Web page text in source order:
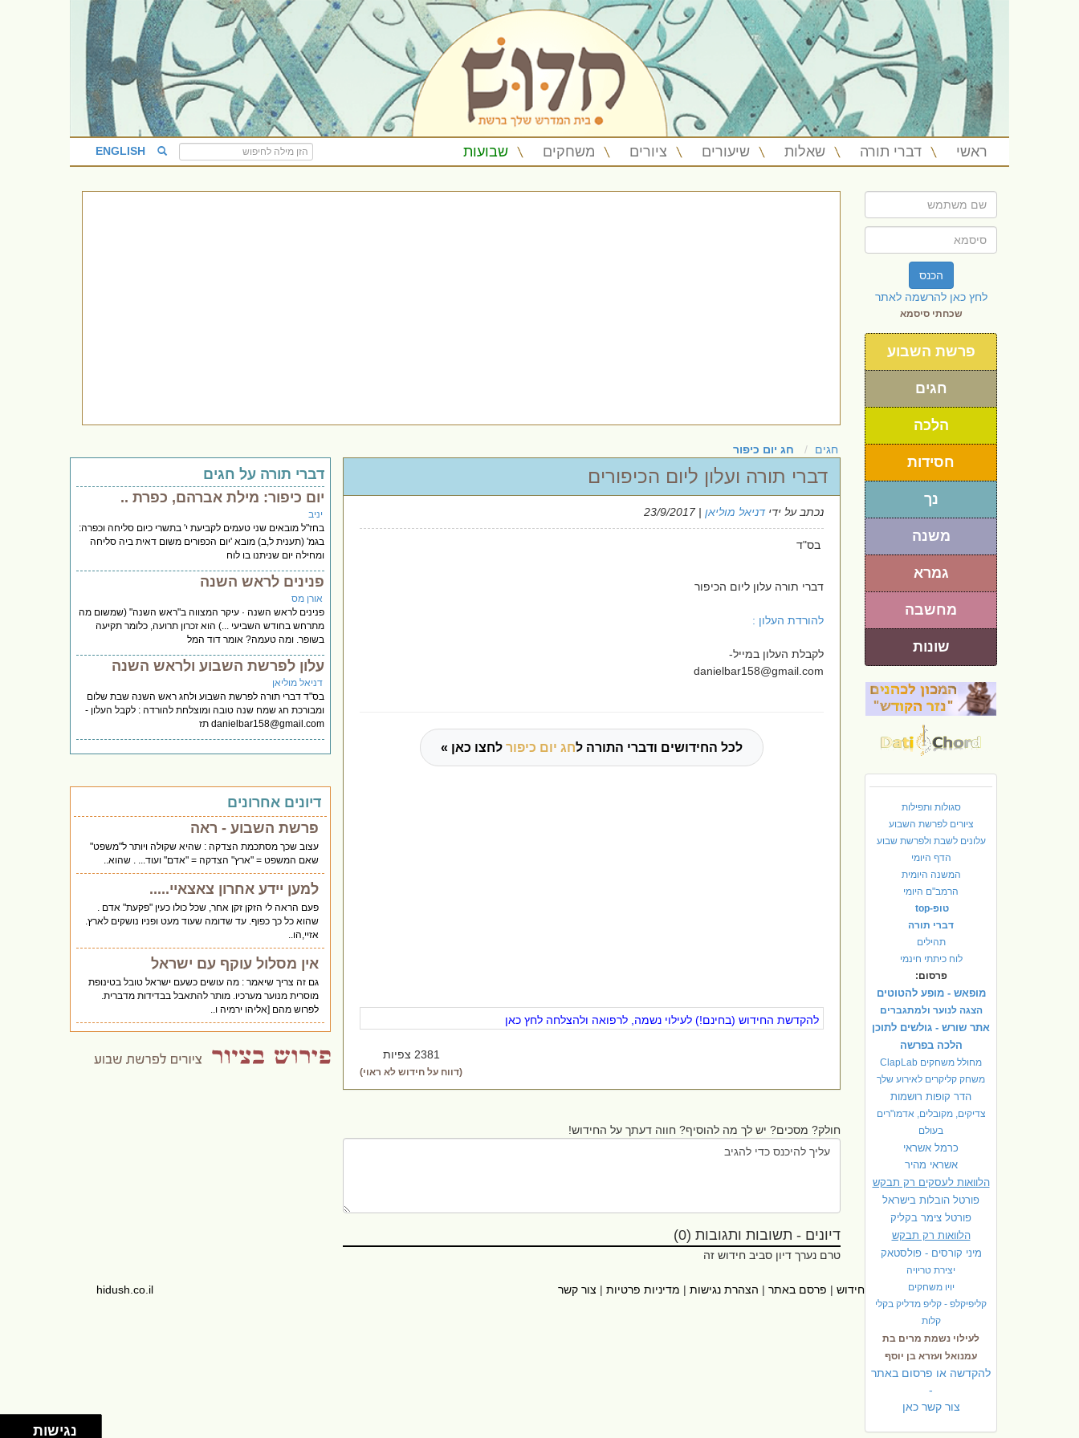
ראשי דברי תורה שאלות שיעורים ציורים משחקים שבועות ENGLISH
הכנס
לחץ כאן להרשמה לאתר
שכחתי סיסמא
פרשת השבוע
חגים
הלכה
חסידות
נך
משנה
גמרא
מחשבה
שונות
סגולות ותפילות
ציורים לפרשת השבוע
עלונים לשבת ולפרשת שבוע
הדף היומי
המשנה היומית
הרמב"ם היומי
טופ-top
דברי תורה
תהילים
לוח כיתתי חינמי
פרסום:
מופאש - מופע להטוטים
הצגה לנוער ולמתגברים
אתר שורש - גולשים לתוכן
הלכה בפרשה
מחולל משחקים ClapLab
משחק קליקרים לאירוע שלך
הדר קופות רושמות
צדיקים, מקובלים, אדמו"רים
בעולם
כרמל אשראי
אשראי מהיר
הלוואות לעסקים רק תבקש
פורטל הובלות בישראל
פורטל צימר בקליק
הלוואות רק תבקש
מיני קורסים - פולסטאק
יצירת טריויה
יויו משחקים
קליפיקלפ - קליפ מדליק בקלי
קלות
לעילוי נשמת מרים בת
עמנואל ועזרא בן יוסף
להקדשה או פרסום באתר
-
צור קשר כאן
חגים חג יום כיפור
דברי תורה ועלון ליום הכיפורים
נכתב על ידידניאל מוליאן | 23/9/2017
בס"ד
דברי תורה עלון ליום הכיפור
להורדת העלון :
לקבלת העלון במייל-
danielbar158@gmail.com
לכל החידושים ודברי התורה לחג יום כיפור לחצו כאן »
להקדשת החידוש (בחינם!) לעילוי נשמה, לרפואה ולהצלחה לחץ כאן
2381 צפיות
(דווח על חידוש לא ראוי)
חולק? מסכים? יש לך מה להוסיף? חווה דעתך על החידוש!
דיונים - תשובות ותגובות (0)
טרם נערך דיון סביב חידוש זה
דברי תורה על חגים
יום כיפור: מילת אברהם, כפרת ..
יניב
בחז"ל מובאים שני טעמים לקביעת י' בתשרי כיום סליחה וכפרה:
בגמ' (תענית ל,ב) מובא 'יום הכפורים משום דאית ביה סליחה
ומחילה יום שניתנו בו לוח
פנינים לראש השנה
אורן מס
פנינים לראש השנה · עיקר המצווה ב"ראש השנה" (שמשום מה
מתרחש בחודש השביעי ...) הוא זכרון תרועה, כלומר תקיעה
בשופר. ומה טעמה? אומר דוד המל
עלון לפרשת השבוע ולראש השנה
דניאל מוליאן
בס"ד דברי תורה לפרשת השבוע ולחג ראש השנה שבת שלום
ומבורכת חג שמח שנה טובה ומוצלחת להורדה : לקבל העלון -
danielbar158@gmail.comתז
דיונים אחרונים
פרשת השבוע - ראה
עצוב שכך מסתכמת הצדקה : שהיא שקולה ויותר ל"משפט"
שאם המשפט = "ארץ" הצדקה = "אדם" ועוד... . שהוא..
למען יידע אחרון צאצאיי.....
פעם הראה לי הזקן זקן אחר, שכל כולו כעין "פקעת" אדם .
שהוא כל כך כפוף. עד שדומה שעוד מעט ופניו נושקים לארץ.
אזיי,הו..
אין מסלול עוקף עם ישראל
גם זה צריך שיאמר : מה עושים כשעם ישראל טובל בטינופת
מוסרית מנוער מערכיו. מותר להתאבל בבדידות מדברית.
לפרוש מהם [אליהו ירמיה ו..
|אתרי עזר אודות חידוש | פרסם באתר | הצהרת נגישות | מדיניות פרטיות | צור קשר hidush.co.il
נגישות